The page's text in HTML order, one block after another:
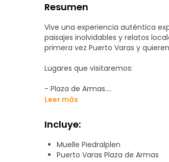
Resumen
Vive una experiencia auténtica
paisajes inolvidables y relatos
primera vez Puerto Varas y
Lugares que visitaremos:
- Plaza de Armas.
- Muelle Piedraplén.
- Casa Kuschel.
- Estación de Trenes.
- Escalera Ricke.
- Iglesia del Sagrado Corazón de
Leer más
Incluye:
Muelle Piedralplen
Puerto Varas Plaza de Armas